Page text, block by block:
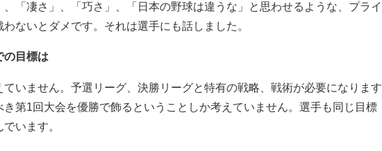
、「凄さ」、「巧さ」、「日本の野球は違うな」と思わせるような、プライ
わないとダメです。それは選手にも話しました。
目標は
ていません。予選リーグ、決勝リーグと特有の戦略、戦術が必要になります
き第1回大会を優勝で飾るということしか考えていません。選手も同じ目標
います。